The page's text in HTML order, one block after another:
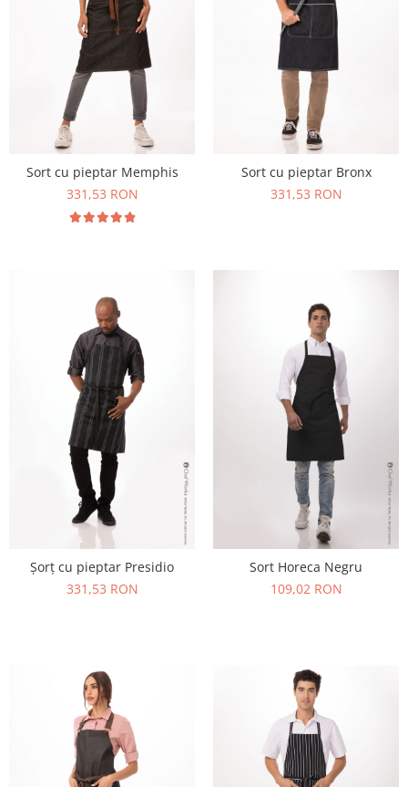
Sort cu pieptar Memphis
331,53 RON
Sort cu pieptar Bronx
331,53 RON
Șorț cu pieptar Presidio
331,53 RON
Sort Horeca Negru
109,02 RON